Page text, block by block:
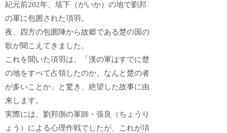
紀元前202年、垓下（がいか）の地で劉邦
の軍に包囲された項羽。
夜、四方の包囲陣から故郷である楚の国の
歌が聞こえてきました。
これを聞いた項羽は、「漢の軍はすでに楚
の地をすべて占領したのか、なんと楚の者
が多いことか」と驚き、絶望した故事に由
来します。
実際には、劉邦側の軍師・張良（ちょうり
ょう）による心理作戦でしたが、これが項